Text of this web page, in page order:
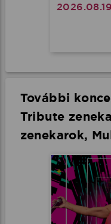
További
Tribute
zenekarok,